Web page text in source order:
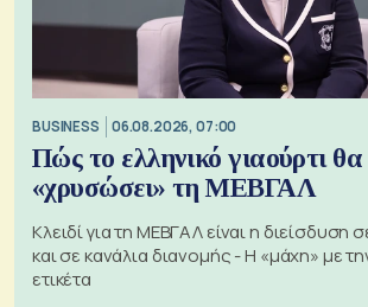
BUSINESS 06.08.2026, 07:00
Πώς το ελληνικό γιαούρτι θα
«χρυσώσει» τη ΜΕΒΓΑΛ
Κλειδί για τη ΜΕΒΓΑΛ είναι η διείσδυση
και σε κανάλια διανομής - Η «μάχη» με
ετικέτα